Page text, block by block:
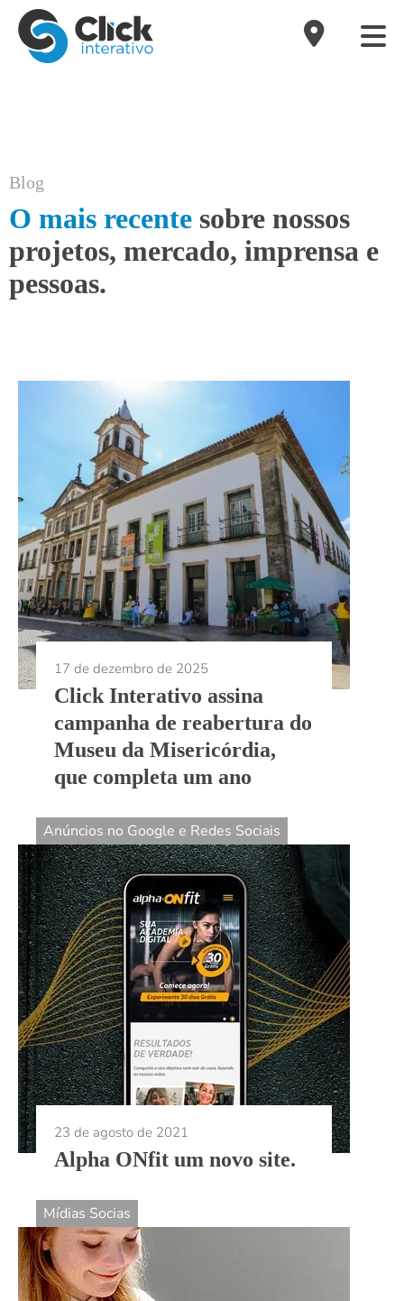
Blog
O mais recente sobre nossos
projetos, mercado, imprensa e
pessoas.
17 de dezembro de 2025
Click Interativo assina
campanha de reabertura do
Museu da Misericórdia,
que completa um ano
Anúncios no Google e Redes Sociais
23 de agosto de 2021
Alpha ONfit um novo site.
Mídias Socias